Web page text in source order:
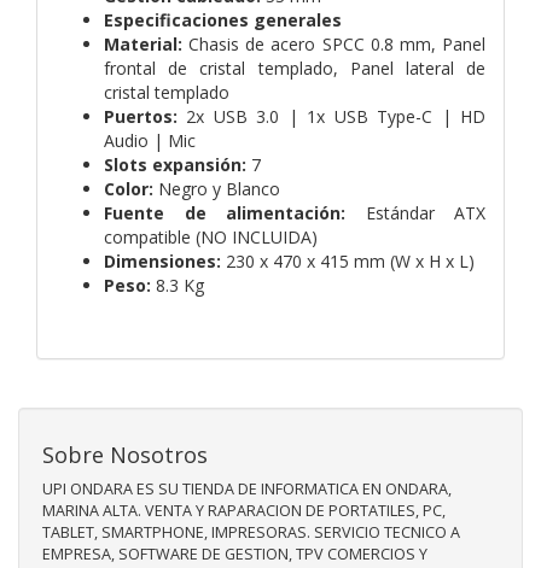
Especificaciones generales
Material: Chasis de acero SPCC 0.8 mm, Panel
frontal de cristal templado, Panel lateral de
cristal templado
Puertos: 2x USB 3.0 | 1x USB Type-C | HD
Audio | Mic
Slots expansión: 7
Color: Negro y Blanco
Fuente de alimentación:
Estándar ATX
compatible (NO INCLUIDA)
Dimensiones: 230 x 470 x 415 mm (W x H x L)
Peso: 8.3 Kg
Sobre Nosotros
UPI ONDARA ES SU TIENDA DE INFORMATICA EN ONDARA,
MARINA ALTA. VENTA Y RAPARACION DE PORTATILES, PC,
TABLET, SMARTPHONE, IMPRESORAS. SERVICIO TECNICO A
EMPRESA, SOFTWARE DE GESTION, TPV COMERCIOS Y